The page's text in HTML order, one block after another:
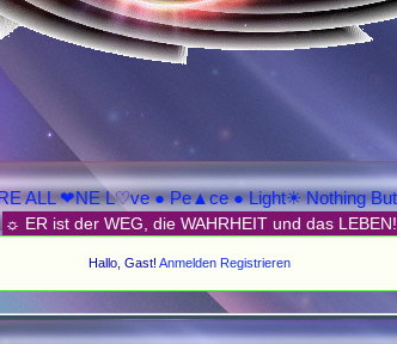
☼ ER ist der WEG, die WAHRHEIT und das LEBEN!
Hallo, Gast! Anmelden Registrieren